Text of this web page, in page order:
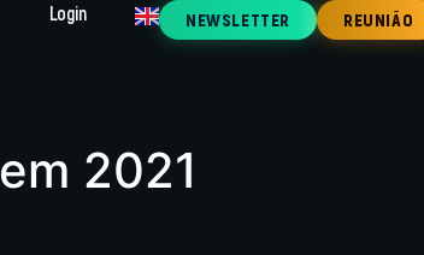
Login NEWSLETTER REUNIÃO
2021